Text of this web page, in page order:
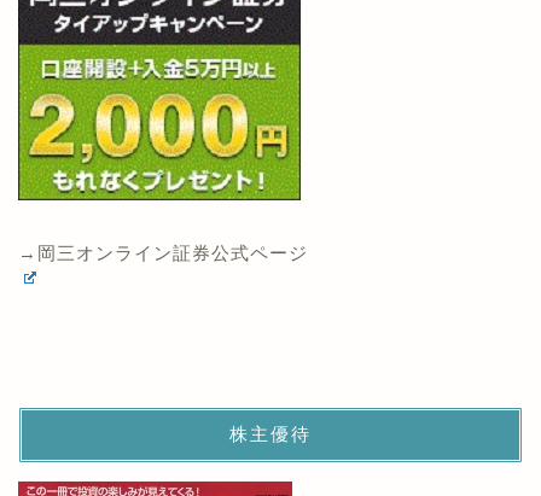
→岡三オンライン証券公式ページ
株主優待